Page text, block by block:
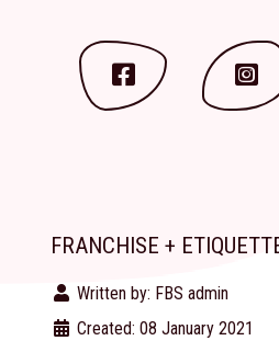
FRANCHISE +
Written by: FBS admin
Created: 08 January 2021